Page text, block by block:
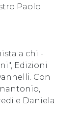
Paolo
a chi -
Edizioni
Con
e Daniela